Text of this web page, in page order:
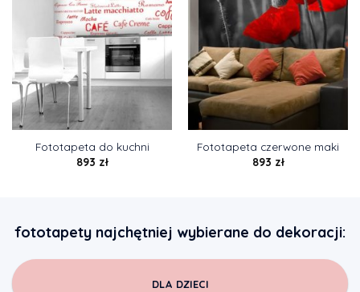
Fototapeta do kuchni
893 zł
Fototapeta czerwone maki
893 zł
fototapety najchętniej wybierane do dekoracji:
DLA DZIECI